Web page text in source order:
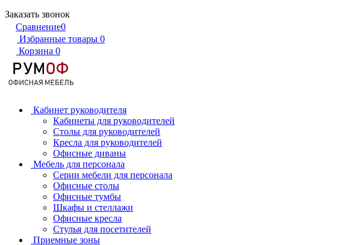
Заказать звонок
Сравнение0
Избранные товары 0
Корзина 0
Кабинет руководителя
Кабинеты для руководителей
Столы для руководителей
Кресла для руководителей
Офисные диваны
Мебель для персонала
Серии мебели для персонала
Офисные столы
Офисные тумбы
Шкафы и стеллажи
Офисные кресла
Стулья для посетителей
Приемные зоны